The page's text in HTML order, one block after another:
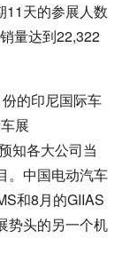
11天的参展人数
量达到22,322
的印尼国际车
展
知各大公司当
。中国电动汽车
和8月的GIIAS
势头的另一个机